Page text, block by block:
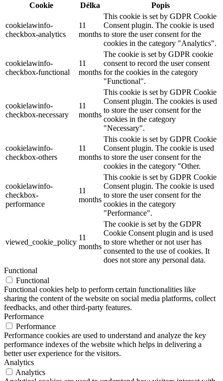
Cookie
Délka Popis
cookielawinfo-
checkbox-analytics
11
months
This cookie is set by GDPR Cookie
Consent plugin. The cookie is used
to store the user consent for the
cookies in the category "Analytics".
cookielawinfo-
checkbox-functional
11
months
The cookie is set by GDPR cookie
consent to record the user consent
for the cookies in the category
"Functional".
cookielawinfo-
checkbox-necessary
11
months
This cookie is set by GDPR Cookie
Consent plugin. The cookies is used
to store the user consent for the
cookies in the category
"Necessary".
cookielawinfo-
checkbox-others
11
months
This cookie is set by GDPR Cookie
Consent plugin. The cookie is used
to store the user consent for the
cookies in the category "Other.
cookielawinfo-
checkbox-
performance
11
months
This cookie is set by GDPR Cookie
Consent plugin. The cookie is used
to store the user consent for the
cookies in the category
"Performance".
viewed_cookie_policy
11
months
The cookie is set by the GDPR
Cookie Consent plugin and is used
to store whether or not user has
consented to the use of cookies. It
does not store any personal data.
Functional
Functional
Functional cookies help to perform certain functionalities like
sharing the content of the website on social media platforms, collect
feedbacks, and other third-party features.
Performance
Performance
Performance cookies are used to understand and analyze the key
performance indexes of the website which helps in delivering a
better user experience for the visitors.
Analytics
Analytics